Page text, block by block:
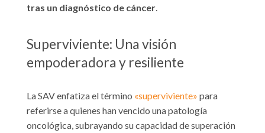
tras un diagnóstico de cáncer
Superviviente: Una visión
empoderadora y resiliente
La SAV enfatiza el término «superviviente» para
referirse a quienes han vencido una patología
oncológica, subrayando su capacidad de superación